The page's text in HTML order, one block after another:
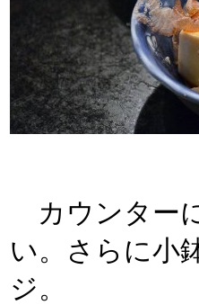
カウンター
い。さらに小
ジ。